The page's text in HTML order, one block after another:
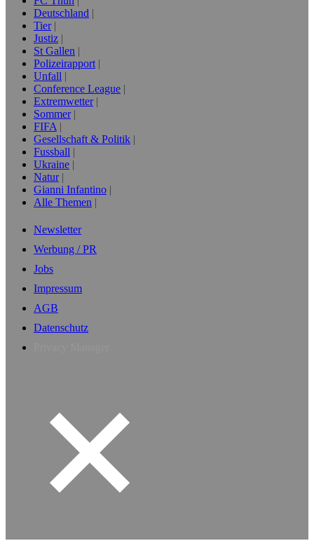
Deutschland
Tier
Justiz
St Gallen
Polizeirapport
Unfall
Conference League
Extremwetter
Sommer
FIFA
Gesellschaft & Politik
Fussball
Ukraine
Natur
Gianni Infantino
Alle Themen
Newsletter
Werbung / PR
Jobs
Impressum
AGB
Datenschutz